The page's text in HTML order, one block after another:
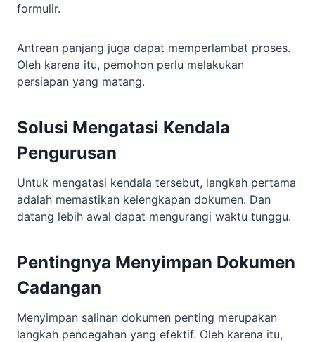
formulir.
Antrean panjang juga dapat memperlambat proses.
Oleh karena itu, pemohon perlu melakukan
persiapan yang matang.
Solusi Mengatasi Kendala
Pengurusan
Untuk mengatasi kendala tersebut, langkah pertama
adalah memastikan kelengkapan dokumen. Dan
datang lebih awal dapat mengurangi waktu tunggu.
Pentingnya Menyimpan Dokumen
Cadangan
Menyimpan salinan dokumen penting merupakan
langkah pencegahan yang efektif. Oleh karena itu,